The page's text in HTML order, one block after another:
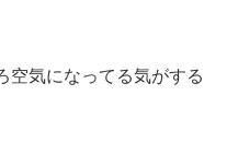
空気になってる気がする